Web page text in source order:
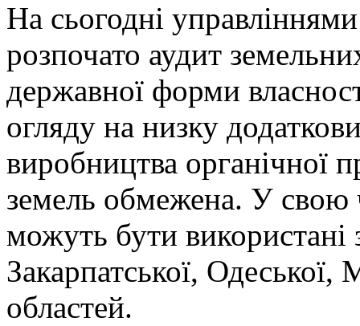
На сьогодні
розпочато аудит
державної форми
огляду на низку
виробництва органічної
земель обмежена. У свою
можуть бути
Закарпатської, Одеської,
областей.